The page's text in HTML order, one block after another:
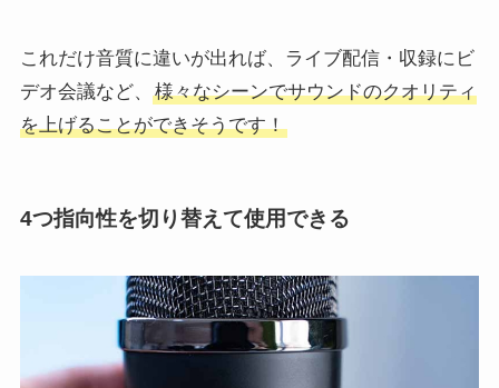
これだけ音質に違いが出れば、ライブ配信・収録にビ
デオ会議など、
様々なシーンでサウンドのクオリティ
を上げることができそうです！
4つ指向性を切り替えて使用できる